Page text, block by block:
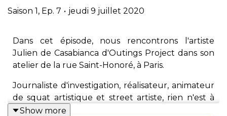
Saison 1, Ep. 7 • jeudi 9 juillet 2020
Dans cet épisode, nous rencontrons l'artiste
Julien de Casabianca d'Outings Project dans son
atelier de la rue Saint-Honoré, à Paris.
Journaliste d'investigation, réalisateur, animateur
de squat artistique et street artiste, rien n'est à
l'épreuve de Julien de Casabianca qui continue
Show more